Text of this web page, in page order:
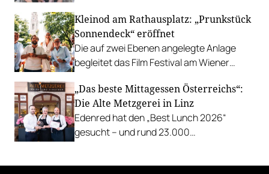
Richard Rauch kocht in der Riederalm
u.v.m.
Kleinod am Rathausplatz: „Prunkstück
Sonnendeck“ eröffnet
Die auf zwei Ebenen angelegte Anlage
begleitet das Film Festival am Wiener
mit Cocktails, Snacks und
Veranstaltungsprogramm.
„Das beste Mittagessen Österreichs“:
Die Alte Metzgerei in Linz
Edenred hat den „Best Lunch 2026“
gesucht – und rund 23.000